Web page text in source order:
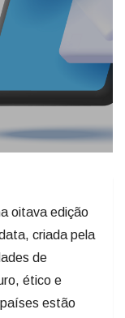
oitava edição
criada pela
de
ético e
estão